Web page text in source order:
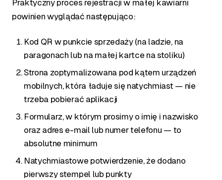
Praktyczny proces rejestracji w małej kawiarni
powinien wyglądać następująco:
Kod QR w punkcie sprzedaży (na ladzie, na
paragonach lub na małej kartce na stoliku)
Strona zoptymalizowana pod kątem urządzeń
mobilnych, która ładuje się natychmiast — nie
trzeba pobierać aplikacji
Formularz, w którym prosimy o imię i nazwisko
oraz adres e-mail lub numer telefonu — to
absolutne minimum
Natychmiastowe potwierdzenie, że dodano
pierwszy stempel lub punkty